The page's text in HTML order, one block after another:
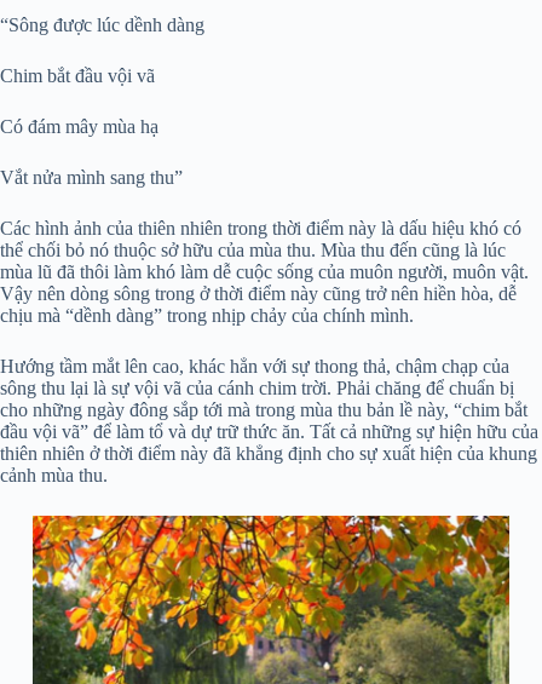
“Sông được lúc dềnh dàng
Chim bắt đầu vội vã
Có đám mây mùa hạ
Vắt nửa mình sang thu”
Các hình ảnh của thiên nhiên trong thời điểm này là dấu hiệu khó có
thể chối bỏ nó thuộc sở hữu của mùa thu. Mùa thu đến cũng là lúc
mùa lũ đã thôi làm khó làm dễ cuộc sống của muôn người, muôn vật.
Vậy nên dòng sông trong ở thời điểm này cũng trở nên hiền hòa, dễ
chịu mà “dềnh dàng” trong nhịp chảy của chính mình.
Hướng tầm mắt lên cao, khác hẳn với sự thong thả, chậm chạp của
sông thu lại là sự vội vã của cánh chim trời. Phải chăng để chuẩn bị
cho những ngày đông sắp tới mà trong mùa thu bản lề này, “chim bắt
đầu vội vã” để làm tổ và dự trữ thức ăn. Tất cả những sự hiện hữu của
thiên nhiên ở thời điểm này đã khẳng định cho sự xuất hiện của khung
cảnh mùa thu.